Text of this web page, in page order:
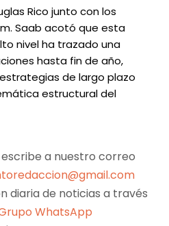
Rico junto con los
Saab acotó que esta
nivel ha trazado una
hasta fin de año,
de largo plazo
estructural del
a nuestro correo
diaria de noticias a través
WhatsApp